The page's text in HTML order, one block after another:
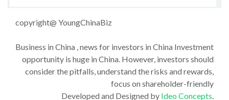
copyright@ YoungChinaBiz
Business in China , news for investors in China Investment
opportunity is huge in China. However, investors should
consider the pitfalls, understand the risks and rewards,
focus on shareholder-friendly
Developed and Designed by Ideo Concepts.